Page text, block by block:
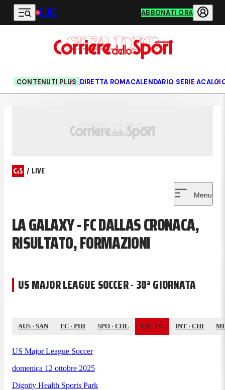
Vai al contenuto principale
LIVE ABBONATI ORA
CONTENUTI PLUS DIRETTA ROMACALENDARIO SERIE A
/ LIVE
Menu
LA GALAXY - FC DALLAS CRONACA,
RISULTATO, FORMAZIONI
US MAJOR LEAGUE SOCCER · 30ª GIORNATA
AUS · SAN FC · PHI SPO · COL LA· FC INT · CHI
US Major League Soccer
domenica 12 ottobre 2025
Dignity Health Sports Park